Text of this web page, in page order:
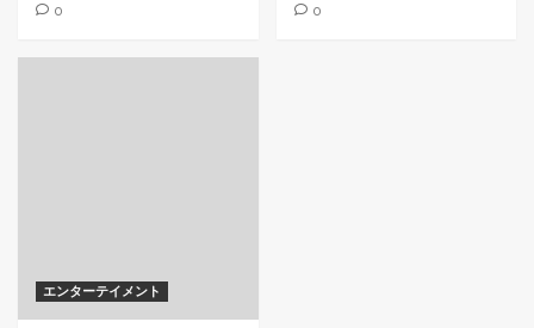
0
0
エンターテイメント